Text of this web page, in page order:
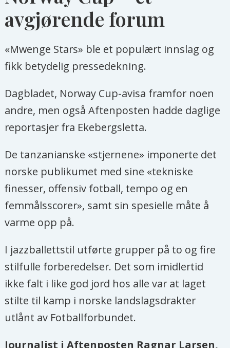
avgjørende forum
«Mwenge Stars» ble et populært innslag og
fikk betydelig pressedekning.
Dagbladet, Norway Cup-avisa framfor noen
andre, men også Aftenposten hadde daglige
reportasjer fra Ekebergsletta.
De tanzanianske «stjernene» imponerte det
norske publikumet med sine «tekniske
finesser, offensiv fotball, tempo og en
femmålsscorer», samt sin spesielle måte å
varme opp på.
I jazzballettstil utførte grupper på to og fire
stilfulle forberedelser. Det som imidlertid
ikke falt i like god jord hos alle var at laget
stilte til kamp i norske landslagsdrakter
utlånt av Fotballforbundet.
Journalist i Aftenposten Ragnar Larsen,